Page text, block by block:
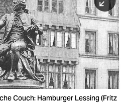
Couch: Hamburger Lessing (Fritz